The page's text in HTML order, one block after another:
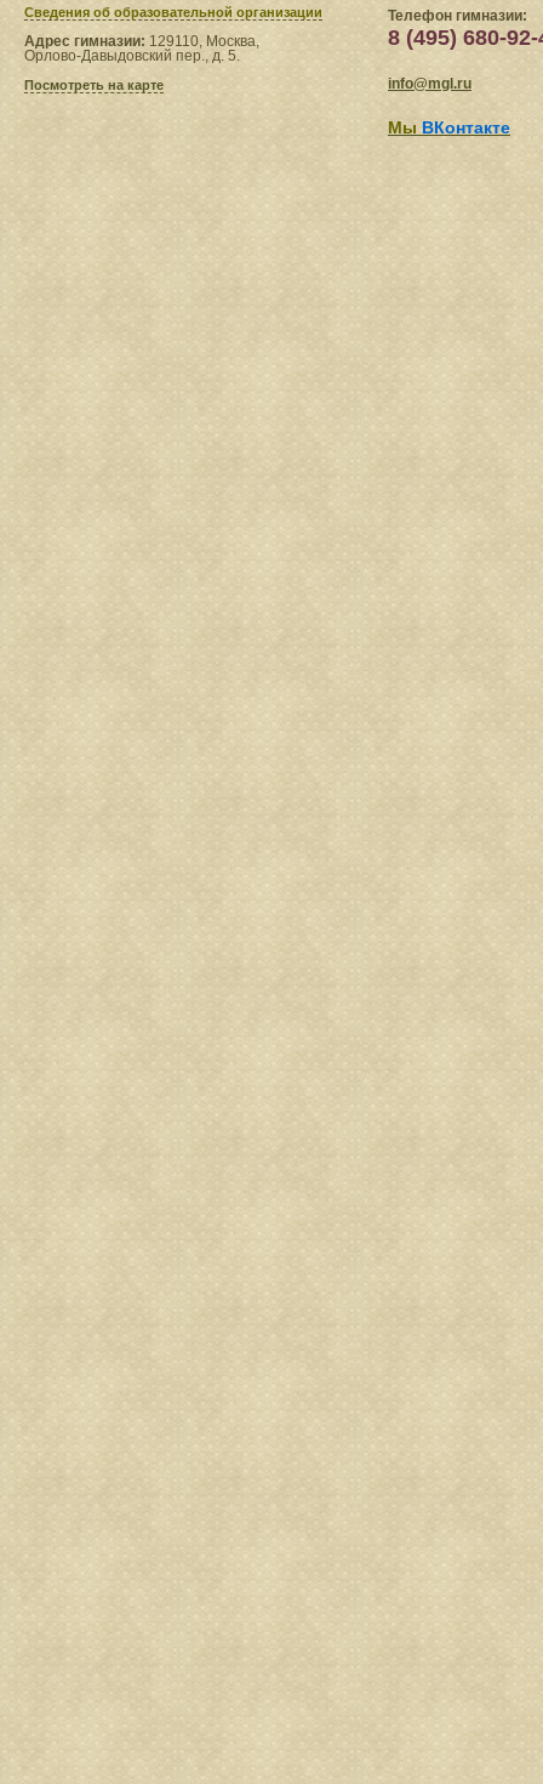
Сведения​ об образовательной организации
Адрес гимназии: 129110, Москва,
Орлово-Давыдовский пер., д. 5.
Посмотреть на карте
Телефон гимназии:
8 (495) 680-92-
info@mgl.ru
Мы ВКонтакте